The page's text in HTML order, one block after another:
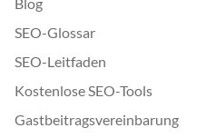
SEO-Glossar
SEO-Leitfaden
Kostenlose SEO-Tools
Gastbeitragsvereinbarung